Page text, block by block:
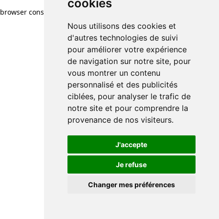
cookies
Nous utilisons des cookies et
d'autres technologies de suivi
pour améliorer votre expérience
de navigation sur notre site, pour
vous montrer un contenu
personnalisé et des publicités
ciblées, pour analyser le trafic de
notre site et pour comprendre la
provenance de nos visiteurs.
J'accepte
Je refuse
Changer mes préférences
browser console for more information)